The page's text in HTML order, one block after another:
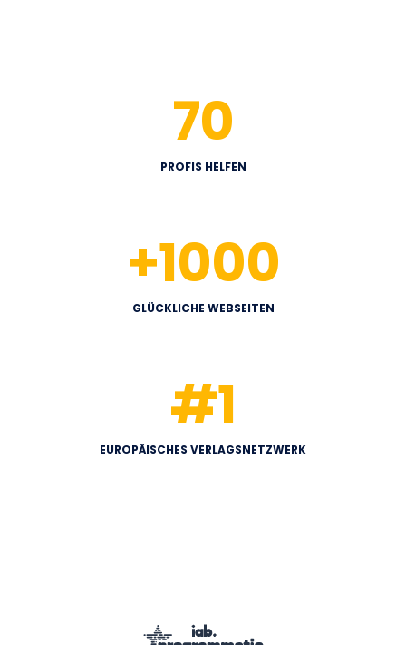
PROFIS HELFEN
70
GLÜCKLICHE WEBSEITEN
+1000
EUROPÄISCHES VERLAGSNETZWERK
#1